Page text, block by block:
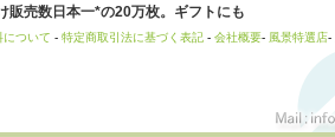
販売数日本一*の20万枚。ギフトにも
について - 特定商取引法に基づく表記 - 会社概要- 風景特選店-